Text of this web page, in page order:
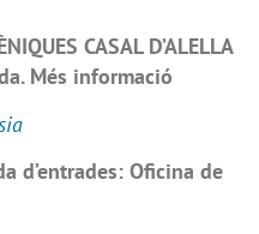
CASAL D’ALELLA
Més informació
d’entrades: Oficina de